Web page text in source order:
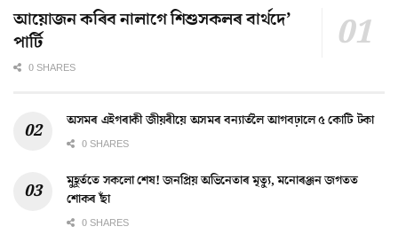
আয়োজন কৰিব নালাগে শিশুসকলৰ বাৰ্থদে’
পাৰ্টি
0 SHARES
অসমৰ এইগৰাকী জীয়ৰীয়ে অসমৰ বন্যাৰ্তলৈ আগবঢ়ালে ৫ কোটি টকা
0 SHARES
মুহূৰ্ততে সকলো শেষ! জনপ্ৰিয় অভিনেতাৰ মৃত্যু, মনোৰঞ্জন জগতত
শোকৰ ছাঁ
0 SHARES